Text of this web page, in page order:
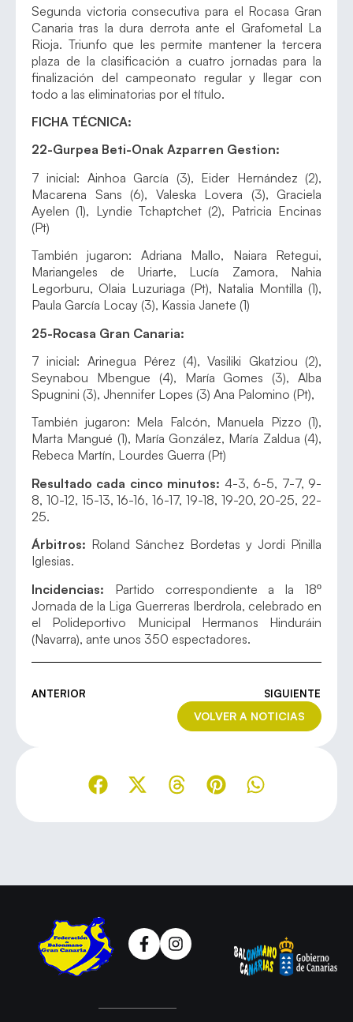
Segunda victoria consecutiva para el Rocasa Gran
Canaria tras la dura derrota ante el Grafometal La
Rioja. Triunfo que les permite mantener la tercera
plaza de la clasificación a cuatro jornadas para la
finalización del campeonato regular y llegar con
todo a las eliminatorias por el título.
FICHA TÉCNICA:
22-Gurpea Beti-Onak Azparren Gestion:
7 inicial: Ainhoa García (3), Eider Hernández (2),
Macarena Sans (6), Valeska Lovera (3), Graciela
Ayelen (1), Lyndie Tchaptchet (2), Patricia Encinas
(Pt)
También jugaron: Adriana Mallo, Naiara Retegui,
Mariangeles de Uriarte, Lucía Zamora, Nahia
Legorburu, Olaia Luzuriaga (Pt), Natalia Montilla (1),
Paula García Locay (3), Kassia Janete (1)
25-Rocasa Gran Canaria:
7 inicial: Arinegua Pérez (4), Vasiliki Gkatziou (2),
Seynabou Mbengue (4), María Gomes (3), Alba
Spugnini (3), Jhennifer Lopes (3) Ana Palomino (Pt),
También jugaron: Mela Falcón, Manuela Pizzo (1),
Marta Mangué (1), María González, María Zaldua (4),
Rebeca Martín, Lourdes Guerra (Pt)
Resultado cada cinco minutos: 4-3, 6-5, 7-7, 9-
8, 10-12, 15-13, 16-16, 16-17, 19-18, 19-20, 20-25, 22-
25.
Árbitros: Roland Sánchez Bordetas y Jordi Pinilla
Iglesias.
Incidencias: Partido correspondiente a la 18º
Jornada de la Liga Guerreras Iberdrola, celebrado en
el Polideportivo Municipal Hermanos Hinduráin
(Navarra), ante unos 350 espectadores.
ANTERIOR SIGUIENTE
VOLVER A NOTICIAS